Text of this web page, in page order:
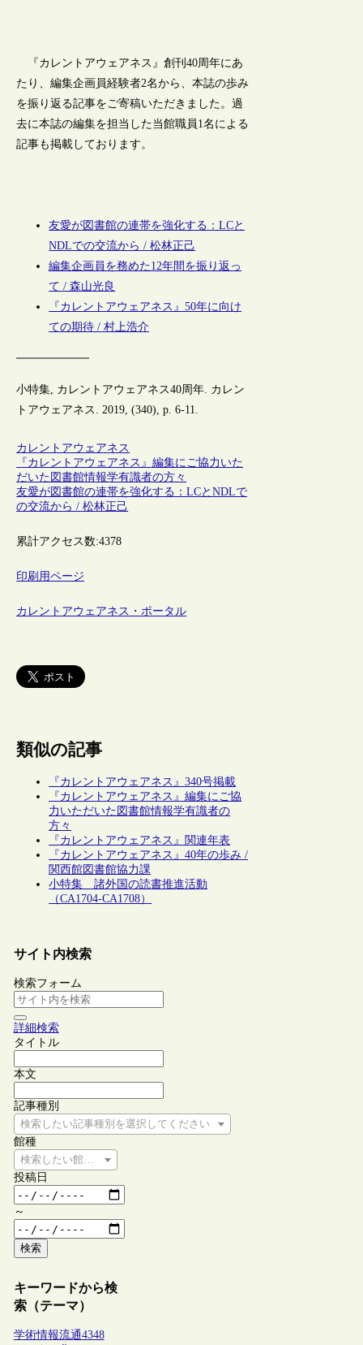
『カレントアウェアネス』創刊40周年にあ
たり、編集企画員経験者2名から、本誌の歩み
を振り返る記事をご寄稿いただきました。過
去に本誌の編集を担当した当館職員1名による
記事も掲載しております。
友愛が図書館の連帯を強化する：LCと
NDLでの交流から / 松林正己
編集企画員を務めた12年間を振り返っ
て / 森山光良
『カレントアウェアネス』50年に向け
ての期待 / 村上浩介
小特集, カレントアウェアネス40周年. カレン
トアウェアネス. 2019, (340), p. 6-11.
カレントアウェアネス
『カレントアウェアネス』編集にご協力いた
だいた図書館情報学有識者の方々
友愛が図書館の連帯を強化する：LCとNDLで
の交流から / 松林正己
累計アクセス数:4378
印刷用ページ
カレントアウェアネス・ポータル
類似の記事
『カレントアウェアネス』340号掲載
『カレントアウェアネス』編集にご協
力いただいた図書館情報学有識者の
方々
『カレントアウェアネス』関連年表
『カレントアウェアネス』40年の歩み /
関西館図書館協力課
小特集 諸外国の読書推進活動
（CA1704-CA1708）
サイト内検索
検索フォーム
詳細検索
タイトル
本文
記事種別
検索したい記事種別を選択してください
館種
検索したい館種を選択してください
投稿日
～
検索
キーワードから検
索（テーマ）
学術情報流通4348